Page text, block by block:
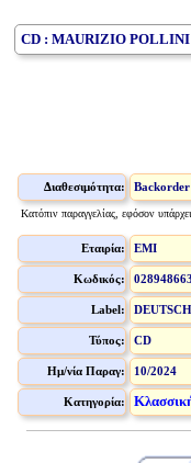
CD : MAURIZIO
Διαθεσιμότητα: Backorder
Κατόπιν παραγγελίας, εφόσον
Εταιρία: EMI
Κωδικός:
Label:
Τύπος: CD
Ημ/νία Παραγ: 10/2024
Κατηγορία: